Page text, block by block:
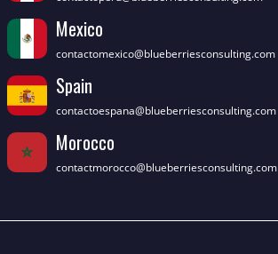
Mexico
contactomexico@blueberriesconsulting.com
Spain
contactoespana@blueberriesconsulting.com
Morocco
contactmorocco@blueberriesconsulting.com